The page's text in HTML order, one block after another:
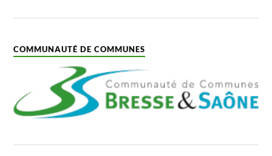
COMMUNAUTÉ DE COMMUNES